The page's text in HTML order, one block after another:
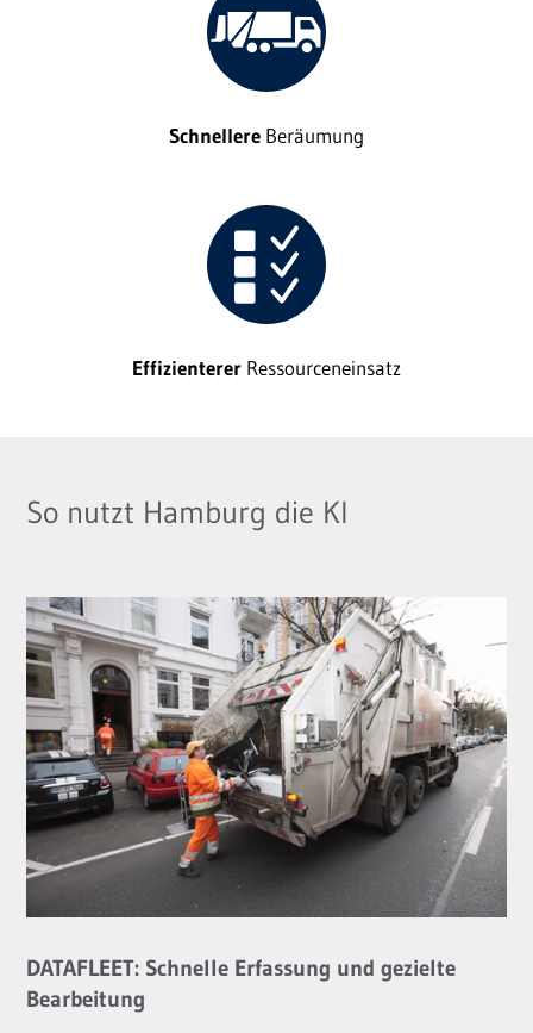
Schnellere Beräumung
Effizienterer Ressourceneinsatz
So nutzt Hamburg die KI
DATAFLEET: Schnelle Erfassung und gezielte
Bearbeitung